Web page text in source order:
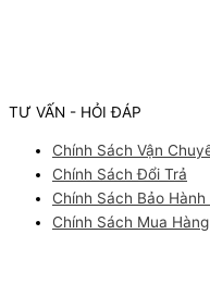
TƯ VẤN - HỎI ĐÁP
Chính Sách Vận
Chính Sách Đổi Trả
Chính Sách Bảo Hành
Chính Sách Mua Hàng